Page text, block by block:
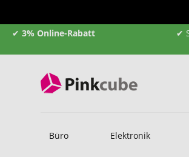
✔ 3% Online-Rabatt ✔
Büro Elektronik